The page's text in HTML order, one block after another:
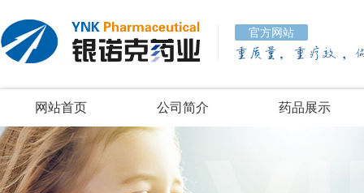
官方网站
网站首页 公司简介 药品展示